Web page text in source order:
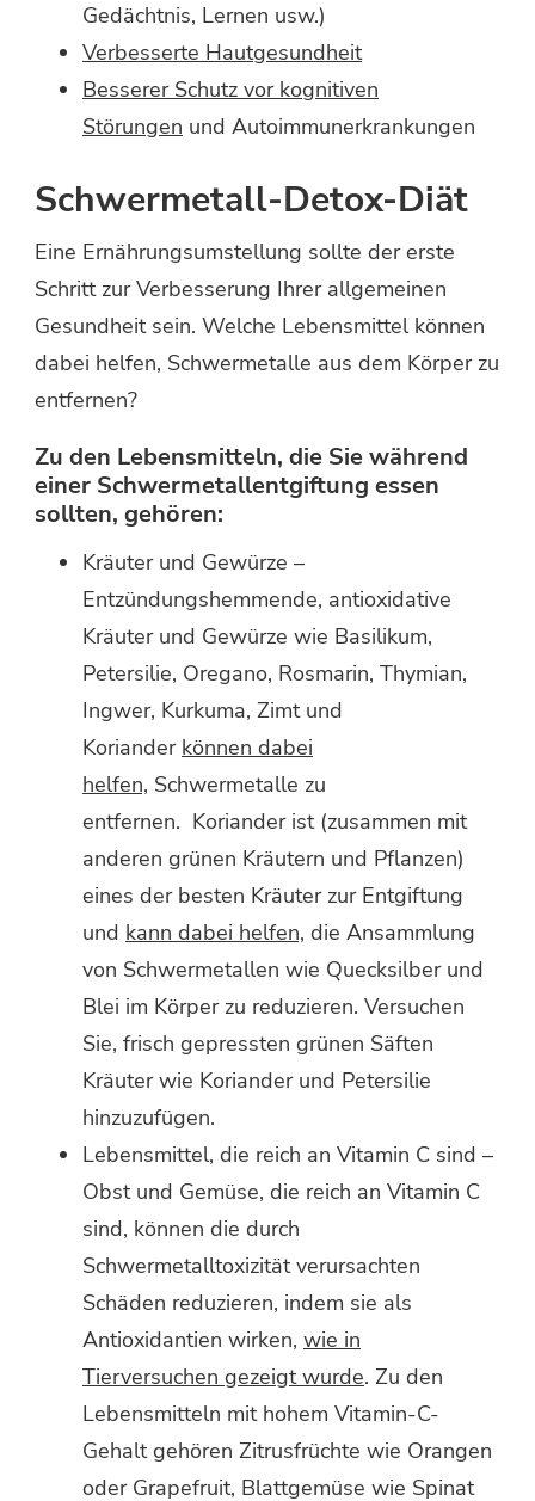
Gedächtnis, Lernen usw.)
Verbesserte Hautgesundheit
Besserer Schutz vor kognitiven
Störungen und Autoimmunerkrankungen
Schwermetall-Detox-Diät
Eine Ernährungsumstellung sollte der erste
Schritt zur Verbesserung Ihrer allgemeinen
Gesundheit sein. Welche Lebensmittel können
dabei helfen, Schwermetalle aus dem Körper zu
entfernen?
Zu den Lebensmitteln, die Sie während
einer Schwermetallentgiftung essen
sollten, gehören:
Kräuter und Gewürze –
Entzündungshemmende, antioxidative
Kräuter und Gewürze wie Basilikum,
Petersilie, Oregano, Rosmarin, Thymian,
Ingwer, Kurkuma, Zimt und
Koriander können dabei
helfen, Schwermetalle zu
entfernen. Koriander ist (zusammen mit
anderen grünen Kräutern und Pflanzen)
eines der besten Kräuter zur Entgiftung
und kann dabei helfen, die Ansammlung
von Schwermetallen wie Quecksilber und
Blei im Körper zu reduzieren. Versuchen
Sie, frisch gepressten grünen Säften
Kräuter wie Koriander und Petersilie
hinzuzufügen.
Lebensmittel, die reich an Vitamin C sind –
Obst und Gemüse, die reich an Vitamin C
sind, können die durch
Schwermetalltoxizität verursachten
Schäden reduzieren, indem sie als
Antioxidantien wirken, wie in
Tierversuchen gezeigt wurde. Zu den
Lebensmitteln mit hohem Vitamin-C-
Gehalt gehören Zitrusfrüchte wie Orangen
oder Grapefruit, Blattgemüse wie Spinat